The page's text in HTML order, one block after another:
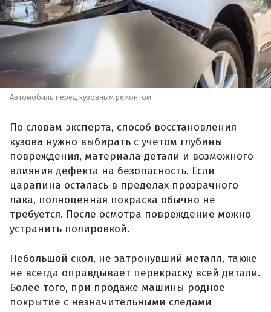
Автомобиль перед кузовным ремонтом
По словам эксперта, способ восстановления
кузова нужно выбирать с учетом глубины
повреждения, материала детали и возможного
влияния дефекта на безопасность. Если
царапина осталась в пределах прозрачного
лака, полноценная покраска обычно не
требуется. После осмотра повреждение можно
устранить полировкой.
Небольшой скол, не затронувший металл, также
не всегда оправдывает перекраску всей детали.
Более того, при продаже машины родное
покрытие с незначительными следами